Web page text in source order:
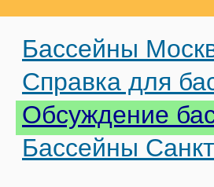
Бассейны
Справка для
Обсуждение
Бассейны